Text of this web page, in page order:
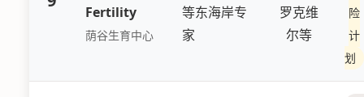
Fertility
荫谷生育中心
等东海岸专
家
罗克维
尔等
险
计
划